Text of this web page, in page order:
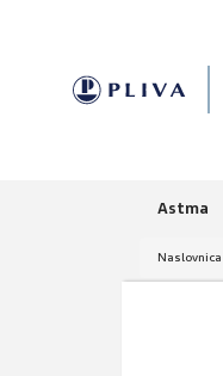
Astma
Naslovnica